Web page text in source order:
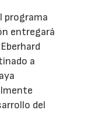
programa
entregará
a
del